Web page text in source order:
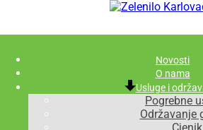
Novosti
O nama
Usluge i
Pogrebne
Održavanje